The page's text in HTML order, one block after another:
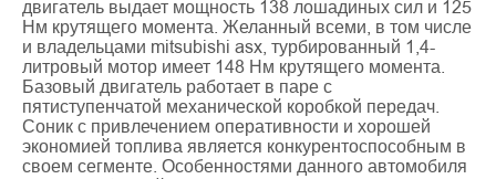
двигатель выдает мощность 138 лошадиных сил и 125
Нм крутящего момента. Желанный всеми, в том числе
и владельцами mitsubishi asx, турбированный 1,4-
литровый мотор имеет 148 Нм крутящего момента.
Базовый двигатель работает в паре с
пятиступенчатой механической коробкой передач.
Соник с привлечением оперативности и хорошей
экономией топлива является конкурентоспособным в
своем сегменте. Особенностями данного автомобиля